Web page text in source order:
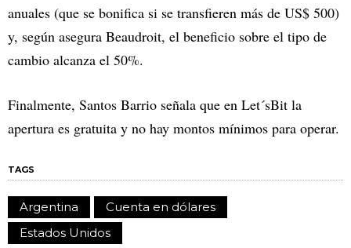
anuales (que se bonifica si se transfieren más de US$ 500)
y, según asegura Beaudroit, el beneficio sobre el tipo de
cambio alcanza el 50%.
Finalmente, Santos Barrio señala que en Let´sBit la
apertura es gratuita y no hay montos mínimos para operar.
TAGS
Argentina
Cuenta en dólares
Estados Unidos